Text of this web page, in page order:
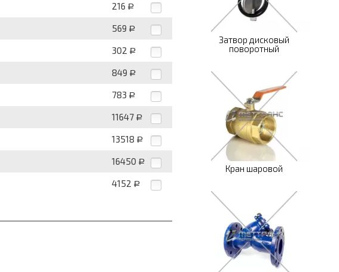
216 Р
569 Р
302 Р
849 Р
783 Р
11647 Р
13518 Р
16450 Р
4152 Р
Затвор дисковый
поворотный
Кран шаровой